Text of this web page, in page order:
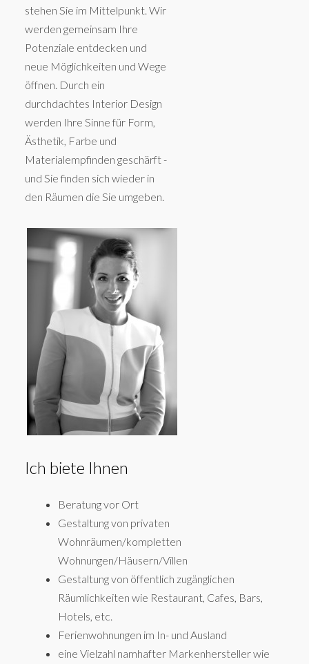
stehen Sie im Mittelpunkt. Wir
werden gemeinsam Ihre
Potenziale entdecken und
neue Möglichkeiten und Wege
öffnen. Durch ein
durchdachtes Interior Design
werden Ihre Sinne für Form,
Ästhetik, Farbe und
Materialempfinden geschärft -
und Sie finden sich wieder in
den Räumen die Sie umgeben.
Ich biete Ihnen
Beratung vor Ort
Gestaltung von privaten
Wohnräumen/kompletten
Wohnungen/Häusern/Villen
Gestaltung von öffentlich zugänglichen
Räumlichkeiten wie Restaurant, Cafes, Bars,
Hotels, etc.
Ferienwohnungen im In- und Ausland
eine Vielzahl namhafter Markenhersteller wie